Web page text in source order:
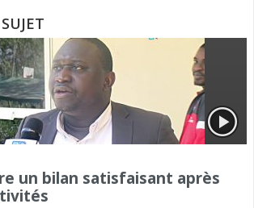
un bilan satisfaisant après